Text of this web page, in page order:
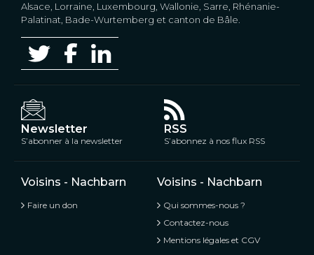
Alsace, Lorraine, Luxembourg, Wallonie, Sarre, Rhénanie-
Palatinat, Bade-Wurtemberg et canton de Bâle.
Newsletter
S’abonner à la newsletter
RSS
S’abonnez à nos flux RSS
Voisins - Nachbarn
Faire un don
Voisins - Nachbarn
Qui sommes-nous ?
Contactez-nous
Mentions légales et CGV